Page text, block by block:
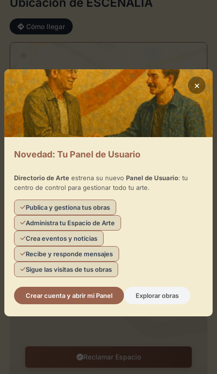
Cómo llegar
ESCENALIA
×
−
Leaflet
Toca el mapa para interactuar
¿Eres el representante de este
espacio?
Reclámalo de forma gratuita para gestionar su
perfil, publicar exposiciones y añadir obras de
Reclamar Espacio
×
Novedad: Tu Panel de Usuario
Directorio de Arteestrena su nuevo Panel de Usuario: tu
centro de control para gestionar todo tu arte.
Publica y gestiona tus obras
Administra tu Espacio de Arte
Crea eventos y noticias
Recibe y responde mensajes
Sigue las visitas de tus obras
Crear cuenta y abrir mi Panel Explorar obras